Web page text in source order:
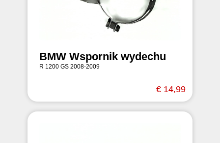
BMW Wspornik wydechu
R 1200 GS 2008-2009
€ 14,99